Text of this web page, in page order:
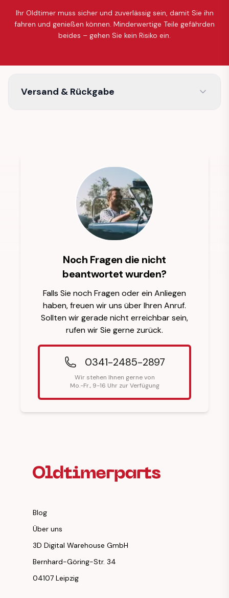
Ihr Oldtimer muss sicher und zuverlässig sein, damit Sie ihn
fahren und genießen können. Minderwertige Teile gefährden
beides – gehen Sie kein Risiko ein.
Versand & Rückgabe
Noch Fragen die nicht
beantwortet wurden?
Falls Sie noch Fragen oder ein Anliegen
haben, freuen wir uns über Ihren Anruf.
Sollten wir gerade nicht erreichbar sein,
rufen wir Sie gerne zurück.
0341-2485-2897
Wir stehen Ihnen gerne von
Mo.-Fr., 9-16 Uhr zur Verfügung
Blog
Über uns
3D Digital Warehouse GmbH
Bernhard-Göring-Str. 34
04107 Leipzig